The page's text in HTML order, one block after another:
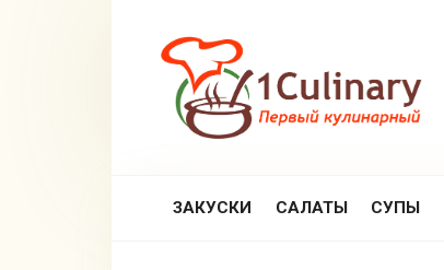
ЗАКУСКИ САЛАТЫ СУПЫ